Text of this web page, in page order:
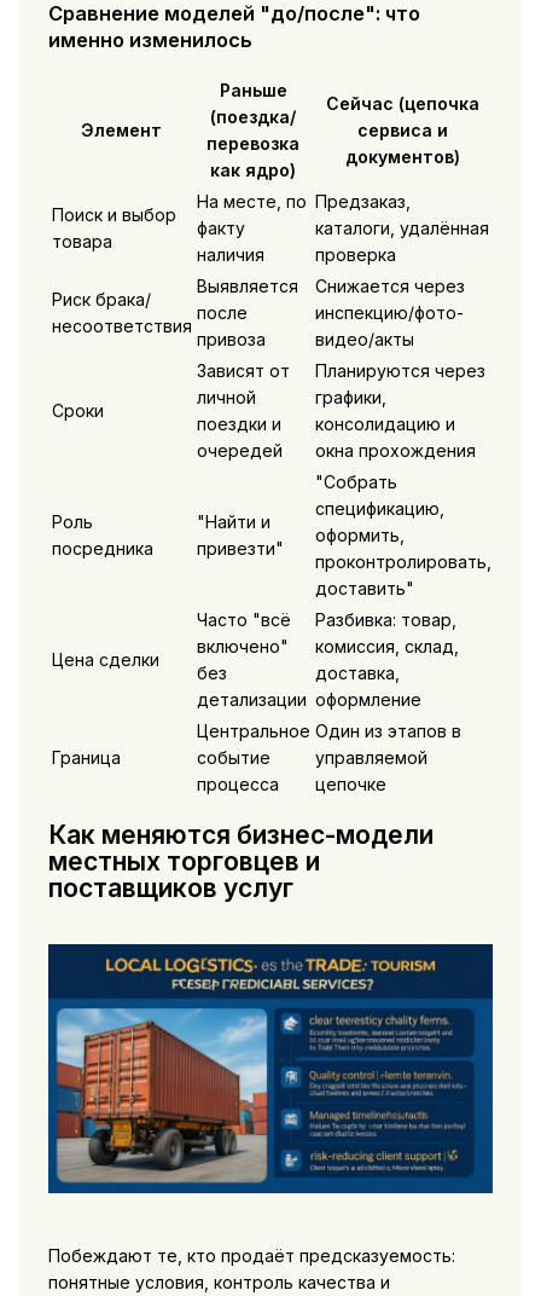
Сравнение моделей "до/после": что
именно изменилось
Элемент
Раньше
(поездка/
перевозка
как ядро)
Сейчас (цепочка
сервиса и
документов)
Поиск и выбор
товара
На месте, по
факту
наличия
Предзаказ,
каталоги, удалённая
проверка
Риск брака/
несоответствия
Выявляется
после
привоза
Снижается через
инспекцию/фото-
видео/акты
Сроки
Зависят от
личной
поездки и
очередей
Планируются через
графики,
консолидацию и
окна прохождения
Роль
посредника
"Найти и
привезти"
"Собрать
спецификацию,
оформить,
проконтролировать,
доставить"
Цена сделки
Часто "всё
включено"
без
детализации
Разбивка: товар,
комиссия, склад,
доставка,
оформление
Граница
Центральное
событие
процесса
Один из этапов в
управляемой
цепочке
Как меняются бизнес-модели
местных торговцев и
поставщиков услуг
Побеждают те, кто продаёт предсказуемость:
понятные условия, контроль качества и